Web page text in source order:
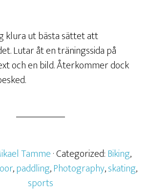
klura ut bästa sättet att
Lutar åt en träningssida på
och en bild. Återkommer dock
Tamme· Categorized:Biking,
,paddling,Photography,skating,
sports